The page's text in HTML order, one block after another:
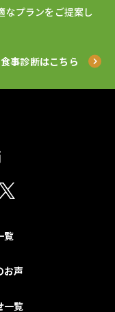
なプランをご提案し
食事診断はこちら
覧
お声
一覧